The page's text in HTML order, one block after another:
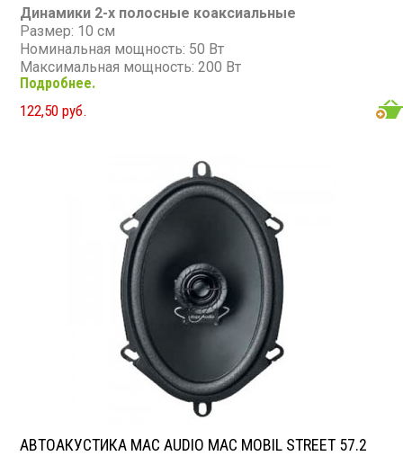
Динамики 2-х полосные коаксиальные
Размер: 10 см
Номинальная мощность: 50 Вт
Максимальная мощность: 200 Вт
Диапазон частот: 45 - 24 000 Гц
Чувствительность: 89 дБ
Сопротивление: 4 Ом
Подробнее.
122,50 руб.
АВТОАКУСТИКА MAC AUDIO MAC MOBIL STREET 57.2